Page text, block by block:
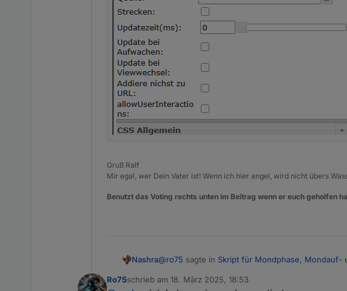
Gruß Ralf
Mir egal, wer Dein Vater ist! Wenn ich hier angel, wird nicht übers
Benutzt das Voting rechts unten im Beitrag wenn er euch geholfen
Nashra@ro75 sagte in Skript für Mondphase, Mondauf-
Ro75schrieb am 18. März 2025, 18:53
zuletzt editiert von